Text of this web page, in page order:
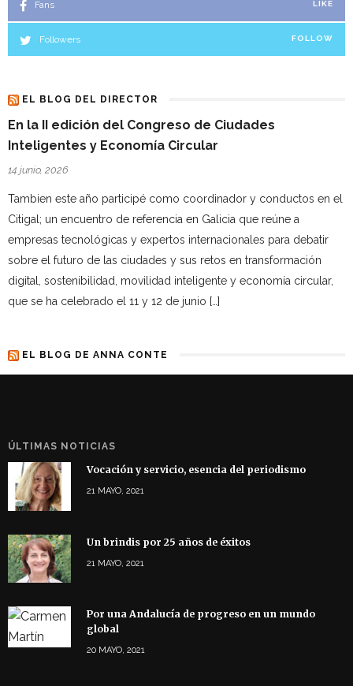
Fans LIKE
Followers FOLLOW
EL BLOG DEL DIRECTOR
En la II edición del Congreso de Ciudades
Inteligentes y Economía Circular
14 junio, 2026
Tambien este año participé como coordinador y conductos en el
Citigal; un encuentro de referencia en Galicia que reúne a
empresas tecnológicas y expertos internacionales para debatir
sobre el futuro de las ciudades y sus retos en transformación
digital, sostenibilidad, movilidad inteligente y economía circular,
que se ha celebrado el 11 y 12 de junio […]
EL BLOG DE ANNA CONTE
ÚLTIMAS NOTICIAS
Vocación y servicio, esencia del periodismo
21 MAYO, 2021
Un brindis por 25 años de éxitos
21 MAYO, 2021
Por una Andalucía de progreso en un mundo
global
20 MAYO, 2021